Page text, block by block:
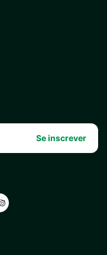
Se inscrever